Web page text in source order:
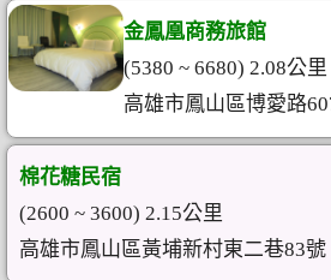
金鳳凰商務旅館
(5380 ~ 6680) 2.08公里
高雄市鳳山區博愛路
棉花糖民宿
(2600 ~ 3600) 2.15公里
高雄市鳳山區黃埔新村東二巷83號